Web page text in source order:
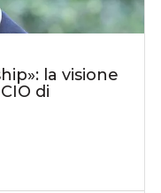
la visione
di